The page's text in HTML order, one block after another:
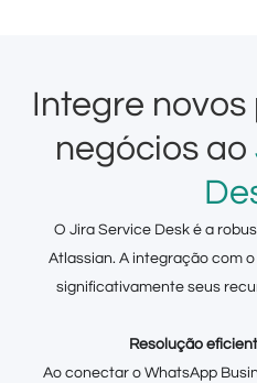
Integre novos
negócios ao
O Jira Service Desk é a
Atlassian. A integração com
significativamente seus
Resolução
Ao conectar o WhatsApp